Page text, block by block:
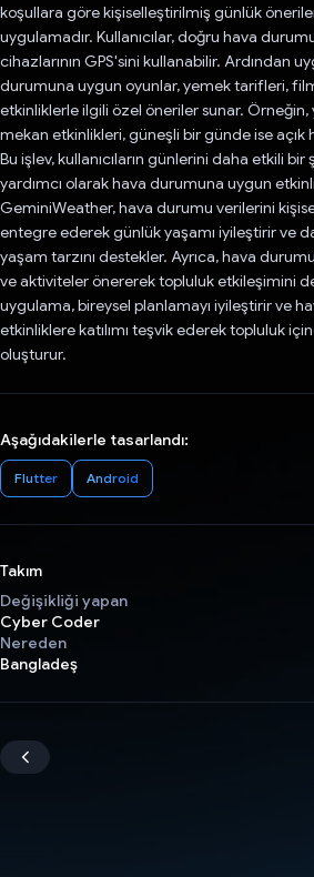
koşullara göre kişiselleştirilmiş günlük
uygulamadır. Kullanıcılar, doğru hava
cihazlarının GPS'sini kullanabilir. Ardından
durumuna uygun oyunlar, yemek tarifleri,
etkinliklerle ilgili özel öneriler sunar. Örneğin,
mekan etkinlikleri, güneşli bir günde ise açık
Bu işlev, kullanıcıların günlerini daha etkili bir
yardımcı olarak hava durumuna uygun
GeminiWeather, hava durumu verilerini
entegre ederek günlük yaşamı iyileştirir ve
yaşam tarzını destekler. Ayrıca, hava
ve aktiviteler önererek topluluk etkileşimini
uygulama, bireysel planlamayı iyileştirir ve
etkinliklere katılımı teşvik ederek topluluk
oluşturur.
Aşağıdakilerle tasarlandı:
Flutter Android
Takım
Değişikliği yapan
Cyber Coder
Nereden
Bangladeş